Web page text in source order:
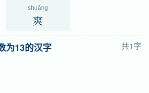
shuǎng
爽
共1字
为13的汉字